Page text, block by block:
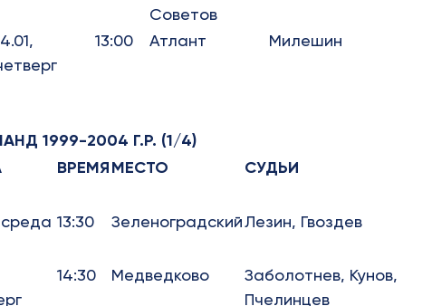
Советов
13:00 Атлант Милешин
1999-2004 Г.Р. (1/4)
ВРЕМЯМЕСТО
СУДЬИ
среда 13:30 ЗеленоградскийЛезин, Гвоздев
14:30 Медведково
Заболотнев, Кунов,
Пчелинцев